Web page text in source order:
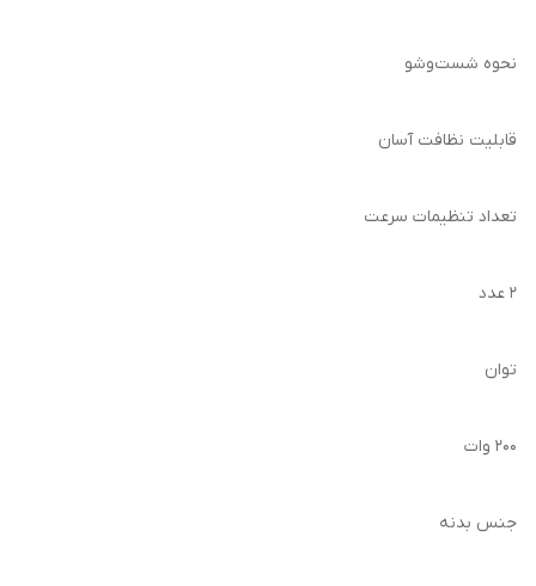
نحوه شست‌وشو
قابلیت نظافت آسان
تعداد تنظیمات سرعت
۲ عدد
توان
۲۰۰ وات
جنس بدنه